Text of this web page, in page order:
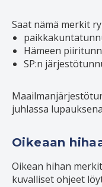
Saat nämä merkit
Hämeen
SP:n
juhlassa
Oikeaan
Oikean hihan
kuvalliset ohjeet